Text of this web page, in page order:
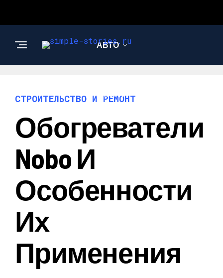
АВТО
РЕМОНТ
СТРОИТЕЛЬСТВО И РЕМОНТ
Обогреватели
Nobo И
Особенности
Их
Применения